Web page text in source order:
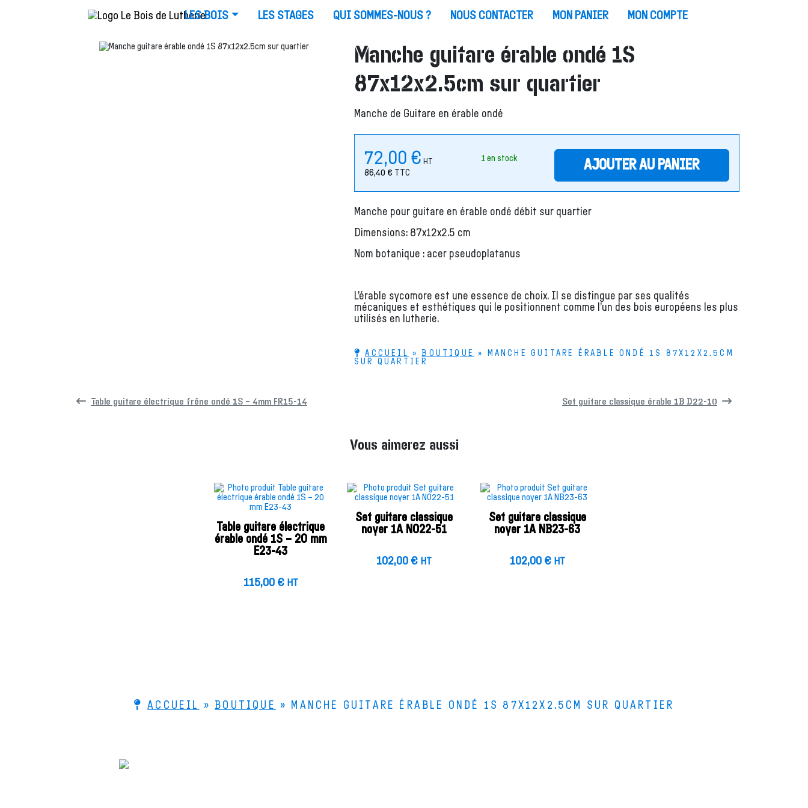
LES BOIS LES STAGES QUI SOMMES-NOUS ? NOUS CONTACTER MON PANIER MON COMPTE
Manche guitare érable ondé 1S
87x12x2.5cm sur quartier
Manche de Guitare en érable ondé
72,00 € HT
86,40 € TTC
1 en stock AJOUTER AU PANIER
Manche pour guitare en érable ondé débit sur quartier
Dimensions: 87x12x2.5 cm
Nom botanique : acer pseudoplatanus
L’érable sycomore est une essence de choix. Il se distingue par ses qualités
mécaniques et esthétiques qui le positionnent comme l’un des bois européens les plus
utilisés en lutherie.
ACCUEIL »BOUTIQUE »
MANCHE GUITARE ÉRABLE ONDÉ 1S 87X12X2.5CM
SUR QUARTIER
Table guitare électrique frêne ondé 1S – 4mm FR15-14 Set guitare classique érable 1B D22-10
Vous aimerez aussi
Table guitare électrique
érable ondé 1S – 20 mm
E23-43
115,00 € HT
Set guitare classique
noyer 1A NO22-51
102,00 € HT
Set guitare classique
noyer 1A NB23-63
102,00 € HT
ACCUEIL » BOUTIQUE » MANCHE GUITARE ÉRABLE ONDÉ 1S 87X12X2.5CM SUR QUARTIER